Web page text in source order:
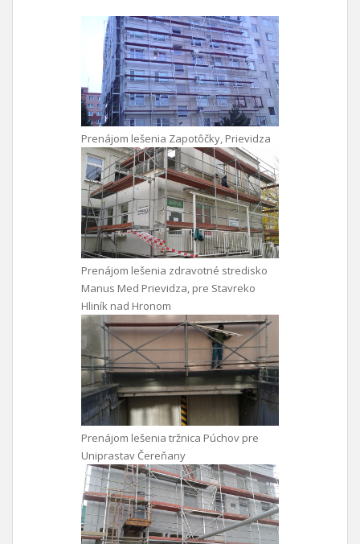
Prenájom lešenia Zapotôčky, Prievidza
Prenájom lešenia zdravotné stredisko
Manus Med Prievidza, pre Stavreko
Hliník nad Hronom
Prenájom lešenia tržnica Púchov pre
Uniprastav Čereňany